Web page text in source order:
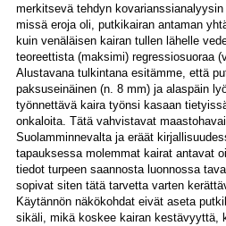
merkitsevä tehdyn
missä eroja oli, putkikairan antaman
kuin venäläisen kairan tullen lähelle
teoreettista (maksimi) regressiosuoraa
Alustavana tulkintana esitämme, että
paksuseinäinen (n. 8 mm) ja alaspäin
työnnettävä kaira työnsi kasaan
onkaloita. Tätä vahvistavat
Suolamminnevalta ja eräät
tapauksessa molemmat kairat antavat
tiedot turpeen saannosta luonnossa
sopivat siten tätä tarvetta varten
Käytännön näkökohdat eivät aseta
sikäli, mikä koskee kairan kestävyyttä,